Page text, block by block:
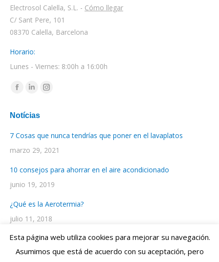
Electrosol Calella, S.L. - Cómo llegar
C/ Sant Pere, 101
08370 Calella, Barcelona
Horario:
Lunes - Viernes: 8:00h a 16:00h
Encuéntranos en:
Facebook
opens
window
Linkedin
opens
new
window
Instagram
window
Notícias
7 Cosas que nunca tendrías que poner en el lavaplatos
marzo 29, 2021
10 consejos para ahorrar en el aire acondicionado
junio 19, 2019
¿Qué es la Aerotermia?
julio 11, 2018
Esta página web utiliza cookies para mejorar su navegación.
Asumimos que está de acuerdo con su aceptación, pero